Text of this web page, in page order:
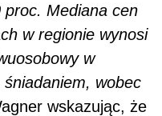
Mediana cen
w regionie wynosi
w
wobec
wskazując, że